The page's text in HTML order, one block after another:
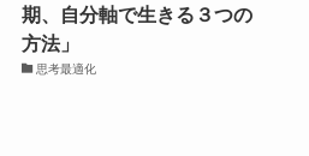
期、自分軸で生きる３つの
方法」
思考最適化